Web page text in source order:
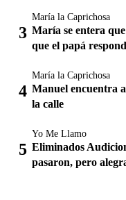
María la Caprichosa
María se entera
que el papá
María la Caprichosa
Manuel encuentra
la calle
Yo Me Llamo
Eliminados
pasaron, pero